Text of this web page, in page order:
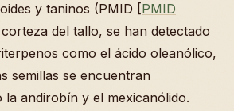
y taninos (PMID [PMID
del tallo, se han detectado
como el ácido oleanólico,
semillas se encuentran
andirobín y el mexicanólido.